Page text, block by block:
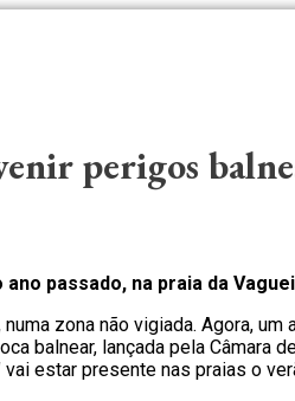
perigos
passado, na praia da
zona não vigiada. Agora,
balnear, lançada pela
estar presente nas praias o